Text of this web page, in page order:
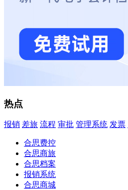
热点
报销 差旅 流程 审批 管理系统 发票
合思费控
合思商旅
合思档案
报销系统
合思商城